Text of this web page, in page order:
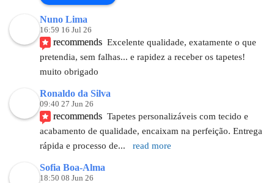
Nuno Lima
16:59 16 Jul 26
recommends Excelente qualidade, exatamente o que
pretendia, sem falhas... e rapidez a receber os tapetes!
muito obrigado
Ronaldo da Silva
09:40 27 Jun 26
recommends Tapetes personalizáveis com tecido e
acabamento de qualidade, encaixam na perfeição. Entrega
rápida e processo de... read more
Sofia Boa-Alma
18:50 08 Jun 26